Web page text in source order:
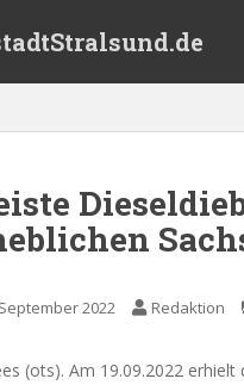
2022 Redaktion
(ots). Am 19.09.2022